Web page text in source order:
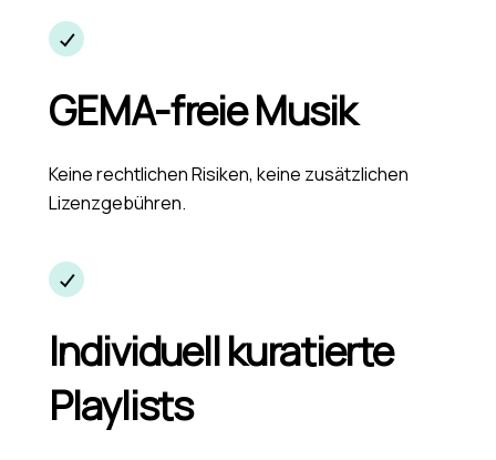
GEMA-freie Musik
Keine rechtlichen Risiken, keine zusätzlichen
Lizenzgebühren.
Individuell kuratierte
Playlists